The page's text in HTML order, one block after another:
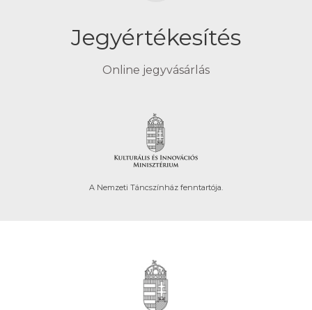
Jegyértékesítés
Online jegyvásárlás
A Nemzeti Táncszínház fenntartója.